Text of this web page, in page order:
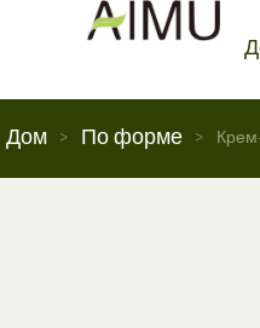
Дом > По форме >